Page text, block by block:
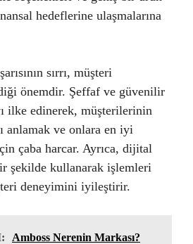
hedeflerine ulaşmalarına
sırrı, müşteri
önemdir. Şeffaf ve güvenilir
ilke edinerek, müşterilerinin
anlamak ve onlara en iyi
çaba harcar. Ayrıca, dijital
şekilde kullanarak işlemleri
deneyimini iyileştirir.
Amboss Nerenin Markası?